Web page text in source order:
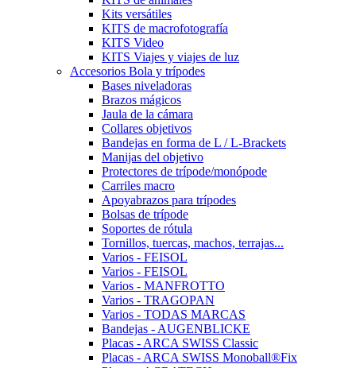
Kits versátiles
KITS de macrofotografía
KITS Video
KITS Viajes y viajes de luz
Accesorios Bola y trípodes
Bases niveladoras
Brazos mágicos
Jaula de la cámara
Collares objetivos
Bandejas en forma de L / L-Brackets
Manijas del objetivo
Protectores de trípode/monópode
Carriles macro
Apoyabrazos para trípodes
Bolsas de trípode
Soportes de rótula
Tornillos, tuercas, machos, terrajas...
Varios - FEISOL
Varios - FEISOL
Varios - MANFROTTO
Varios - TRAGOPAN
Varios - TODAS MARCAS
Bandejas - AUGENBLICKE
Placas - ARCA SWISS Classic
Placas - ARCA SWISS Monoball®Fix